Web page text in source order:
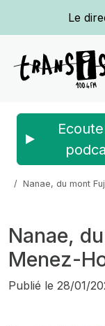
Le
Nanae, du mont
Nanae,
Menez-
Publié le 28/01/